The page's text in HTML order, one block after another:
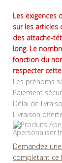
Les exigences
sur les
des attache-
long. Le
fonction du
respecter
Les prénoms
Paiement
Délai de
Livraison
Demandez
completant ce